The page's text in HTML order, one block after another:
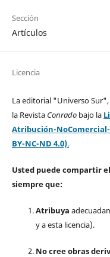
Sección
Artículos
Licencia
La editorial "Universo
la Revista Conradobajo la
Atribución-
BY-NC-ND 4.0).
Usted puede compartir
siempre que:
Atribuya
y a esta licencia).
No cree obras